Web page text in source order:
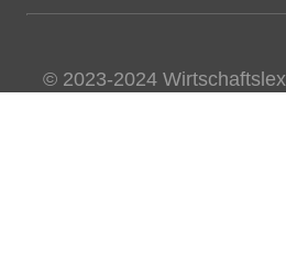
© 2023-2024